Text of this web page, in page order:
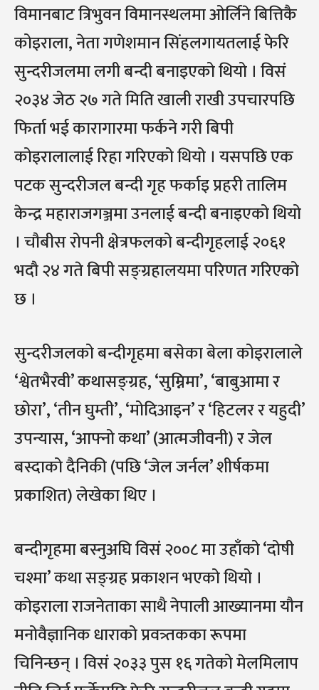
विमानबाट त्रिभुवन विमानस्थलमा ओर्लिने बित्तिकै
कोइराला, नेता गणेशमान सिंहलगायतलाई फेरि
सुन्दरीजलमा लगी बन्दी बनाइएको थियो । विसं
२०३४ जेठ २७ गते मिति खाली राखी उपचारपछि
फिर्ता भई कारागारमा फर्कने गरी बिपी
कोइरालालाई रिहा गरिएको थियो । यसपछि एक
पटक सुन्दरीजल बन्दी गृह फर्काइ प्रहरी तालिम
केन्द्र महाराजगञ्जमा उनलाई बन्दी बनाइएको थियो
। चौबीस रोपनी क्षेत्रफलको बन्दीगृहलाई २०६१
भदौ २४ गते बिपी सङ्ग्रहालयमा परिणत गरिएको
छ ।
सुन्दरीजलको बन्दीगृहमा बसेका बेला कोइरालाले
‘श्वेतभैरवी’ कथासङ्ग्रह, ‘सुम्निमा’, ‘बाबुआमा र
छोरा’, ‘तीन घुम्ती’, ‘मोदिआइन’ र ‘हिटलर र यहुदी’
उपन्यास, ‘आफ्नो कथा’ (आत्मजीवनी) र जेल
बस्दाको दैनिकी (पछि ‘जेल जर्नल’ शीर्षकमा
प्रकाशित) लेखेका थिए ।
बन्दीगृहमा बस्नुअघि विसं २००८ मा उहाँको ‘दोषी
चश्मा’ कथा सङ्ग्रह प्रकाशन भएको थियो ।
कोइराला राजनेताका साथै नेपाली आख्यानमा यौन
मनोवैज्ञानिक धाराको प्रवत्र्तकका रूपमा
चिनिन्छन् । विसं २०३३ पुस १६ गतेको मेलमिलाप